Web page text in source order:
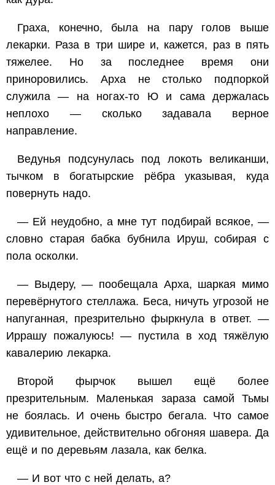
Граха, конечно, была на пару голов выше
лекарки. Раза в три шире и, кажется, раз в пять
тяжелее. Но за последнее время они
приноровились. Арха не столько подпоркой
служила — на ногах-то Ю и сама держалась
неплохо — сколько задавала верное
направление.
Ведунья подсунулась под локоть великанши,
тычком в богатырские рёбра указывая, куда
повернуть надо.
— Ей неудобно, а мне тут подбирай всякое, —
словно старая бабка бубнила Ируш, собирая с
пола осколки.
— Выдеру, — пообещала Арха, шаркая мимо
перевёрнутого стеллажа. Беса, ничуть угрозой не
напуганная, презрительно фыркнула в ответ. —
Иррашу пожалуюсь! — пустила в ход тяжёлую
кавалерию лекарка.
Второй фырчок вышел ещё более
презрительным. Маленькая зараза самой Тьмы
не боялась. И очень быстро бегала. Что самое
удивительное, действительно обгоняя шавера. Да
ещё и по деревьям лазала, как белка.
— И вот что с ней делать, а?